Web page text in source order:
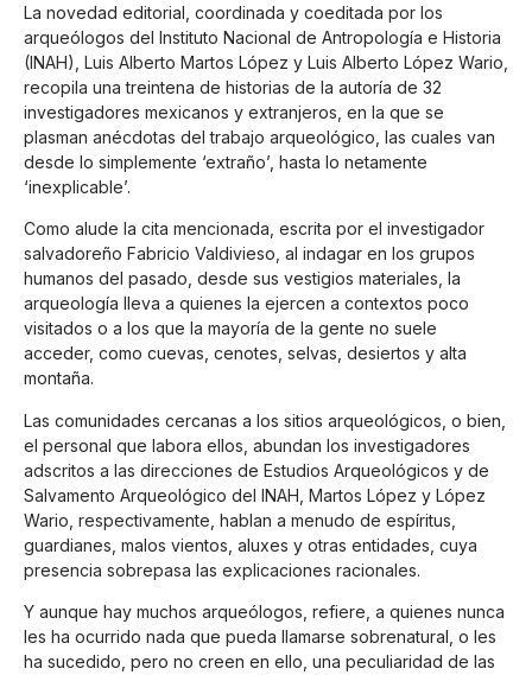
La novedad editorial, coordinada y coeditada por los
arqueólogos del Instituto Nacional de Antropología e Historia
(INAH), Luis Alberto Martos López y Luis Alberto López Wario,
recopila una treintena de historias de la autoría de 32
investigadores mexicanos y extranjeros, en la que se
plasman anécdotas del trabajo arqueológico, las cuales van
desde lo simplemente ‘extraño’, hasta lo netamente
‘inexplicable’.
Como alude la cita mencionada, escrita por el investigador
salvadoreño Fabricio Valdivieso, al indagar en los grupos
humanos del pasado, desde sus vestigios materiales, la
arqueología lleva a quienes la ejercen a contextos poco
visitados o a los que la mayoría de la gente no suele
acceder, como cuevas, cenotes, selvas, desiertos y alta
montaña.
Las comunidades cercanas a los sitios arqueológicos, o bien,
el personal que labora ellos, abundan los investigadores
adscritos a las direcciones de Estudios Arqueológicos y de
Salvamento Arqueológico del INAH, Martos López y López
Wario, respectivamente, hablan a menudo de espíritus,
guardianes, malos vientos, aluxes y otras entidades, cuya
presencia sobrepasa las explicaciones racionales.
Y aunque hay muchos arqueólogos, refiere, a quienes nunca
les ha ocurrido nada que pueda llamarse sobrenatural, o les
ha sucedido, pero no creen en ello, una peculiaridad de las